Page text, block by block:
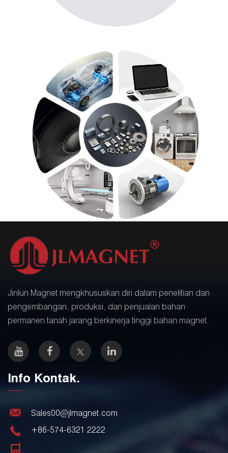
Jinlun Magnet mengkhususkan diri dalam penelitian dan
pengembangan, produksi, dan penjualan bahan
permanen tanah jarang berkinerja tinggi bahan magnet.
Info Kontak.
Sales00@jlmagnet.com
+86-574-6321 2222